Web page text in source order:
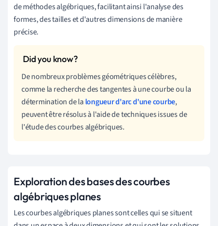
de méthodes algébriques, facilitant ainsi l'analyse des
formes, des tailles et d'autres dimensions de manière
précise.
De nombreux problèmes géométriques célèbres,
comme la recherche des tangentes à une courbe ou la
détermination de la longueur d'arc d'une courbe,
peuvent être résolus à l'aide de techniques issues de
l'étude des courbes algébriques.
Exploration des bases des courbes
algébriques planes
Les courbes algébriques planes sont celles qui se situent